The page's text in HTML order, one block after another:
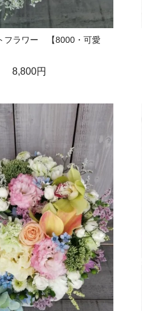
フラワー 【8000・可愛
8,800円